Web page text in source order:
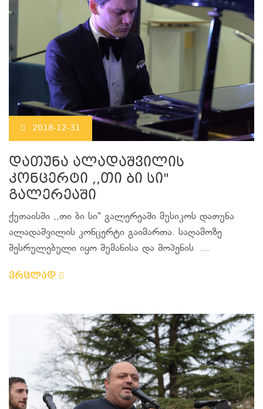
2018-12-31
დათუნა ალადაშვილის
კონცერტი ,,თი ბი სი"
გალერეაში
ქუთაისში ,,თი ბი სი" გალერეაში მუსიკოს დათუნა
ალადაშვილის კონცერტი გაიმართა. საღამოზე
შესრულებული იყო შუმანისა და შოპენის ...
ვრცლად